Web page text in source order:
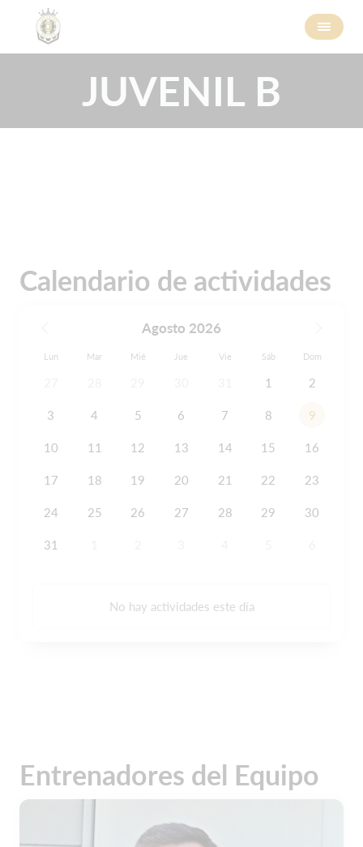
JUVENIL B
Calendario de actividades
Agosto 2026
Lun Mar Mié Jue Vie Sáb Dom
1 2
3 4 5 6 7 8 9
10 11 12 13 14 15 16
17 18 19 20 21 22 23
24 25 26 27 28 29 30
31
No hay actividades este día
Entrenadores del Equipo